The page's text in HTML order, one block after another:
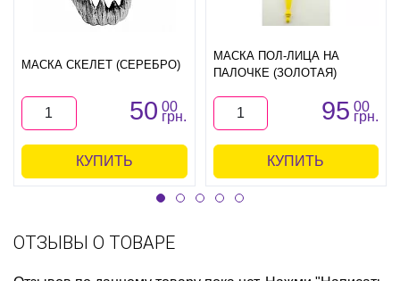
МАСКА СКЕЛЕТ (СЕРЕБРО)
50 00
грн.
КУПИТЬ
МАСКА ПОЛ-ЛИЦА НА
ПАЛОЧКЕ (ЗОЛОТАЯ)
95 00
грн.
КУПИТЬ
ОТЗЫВЫ О ТОВАРЕ